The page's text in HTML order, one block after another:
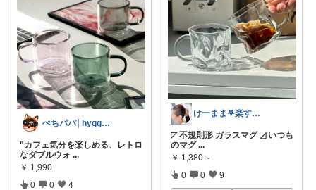
ぺちパパ│hyggeな心意気を大切に🌿
"カフェ気分を楽しめる、レトロ
なダブルウォ ...
￥ 1,990
0 0 4
けーまま𖤐楽する家づくり☀︎*.｡
◸ 不規則形 ガラスマグ ◿ いつも
のマグ ...
￥ 1,380～
0 0 9